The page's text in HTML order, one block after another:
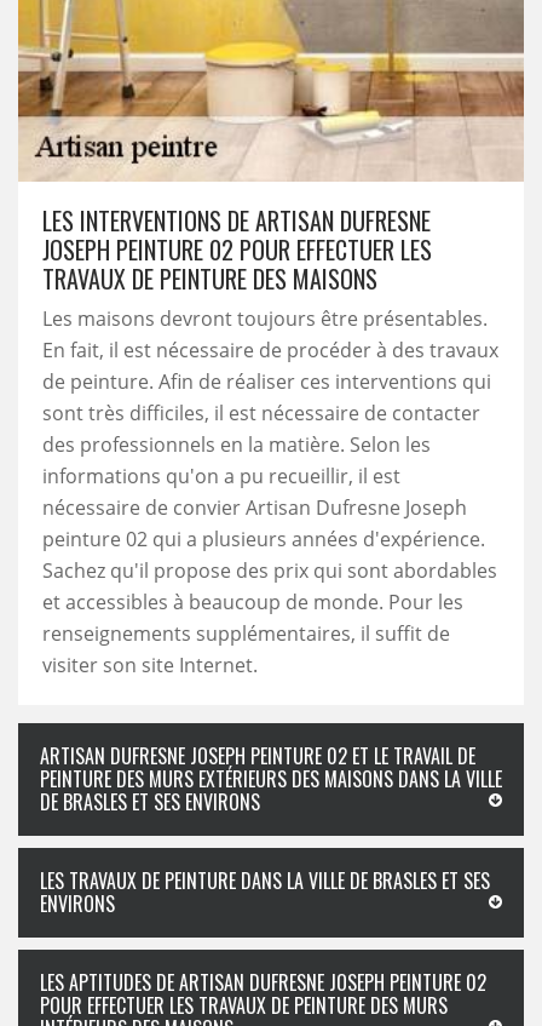
LES INTERVENTIONS DE ARTISAN DUFRESNE
JOSEPH PEINTURE 02 POUR EFFECTUER LES
TRAVAUX DE PEINTURE DES MAISONS
Les maisons devront toujours être présentables.
En fait, il est nécessaire de procéder à des travaux
de peinture. Afin de réaliser ces interventions qui
sont très difficiles, il est nécessaire de contacter
des professionnels en la matière. Selon les
informations qu'on a pu recueillir, il est
nécessaire de convier Artisan Dufresne Joseph
peinture 02 qui a plusieurs années d'expérience.
Sachez qu'il propose des prix qui sont abordables
et accessibles à beaucoup de monde. Pour les
renseignements supplémentaires, il suffit de
visiter son site Internet.
ARTISAN DUFRESNE JOSEPH PEINTURE 02 ET LE TRAVAIL DE
PEINTURE DES MURS EXTÉRIEURS DES MAISONS DANS LA VILLE
DE BRASLES ET SES ENVIRONS
LES TRAVAUX DE PEINTURE DANS LA VILLE DE BRASLES ET SES
ENVIRONS
LES APTITUDES DE ARTISAN DUFRESNE JOSEPH PEINTURE 02
POUR EFFECTUER LES TRAVAUX DE PEINTURE DES MURS